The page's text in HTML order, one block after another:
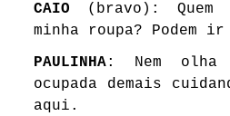
CAIO (bravo): Quem
minha roupa? Podem
PAULINHA: Nem olha
ocupada demais
aqui.